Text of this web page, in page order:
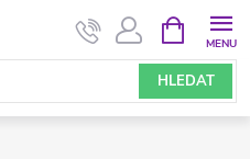
HLEDAT
NÁKUPNÍ
KOŠÍK